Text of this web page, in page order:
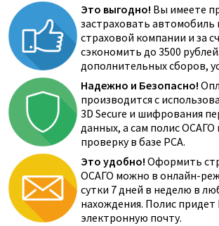
Это выгодно! Вы имеете
застраховать автомобиль
страховой компании и за
сэкономить до 3500
дополнительных сборов,
Надежно и Безопасно!
производится с
3D Secure и шифрования
данных, а сам полис ОСАГО
проверку в базе РСА.
Это удобно! Оформить
ОСАГО можно в онлайн-
сутки 7 дней в неделю в
нахождения. Полис придет
электронную почту.